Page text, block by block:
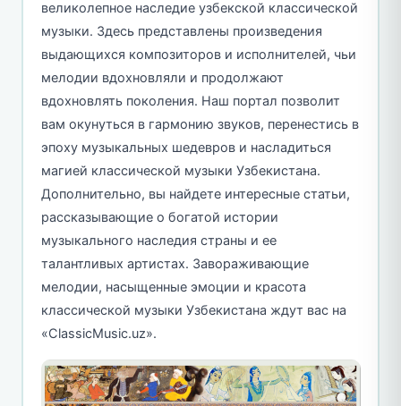
великолепное наследие узбекской классической
музыки. Здесь представлены произведения
выдающихся композиторов и исполнителей, чьи
мелодии вдохновляли и продолжают
вдохновлять поколения. Наш портал позволит
вам окунуться в гармонию звуков, перенестись в
эпоху музыкальных шедевров и насладиться
магией классической музыки Узбекистана.
Дополнительно, вы найдете интересные статьи,
рассказывающие о богатой истории
музыкального наследия страны и ее
талантливых артистах. Завораживающие
мелодии, насыщенные эмоции и красота
классической музыки Узбекистана ждут вас на
«ClassicMusic.uz».